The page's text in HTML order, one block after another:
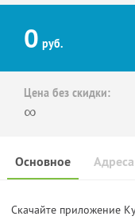
0 руб.
Цена без скидки:
∞
Основное Адреса
Скачайте приложение